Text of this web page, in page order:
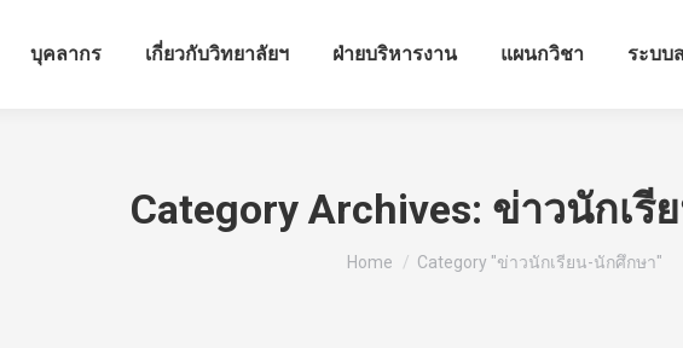
บุคลากร เกี่ยวกับวิทยาลัยฯ ฝ่ายบริหารงาน แผนกวิชา ระบบ
Category Archives: ข่าวนักเรี
You are here:
Home Category "ข่าวนักเรียน-นักศึกษา"